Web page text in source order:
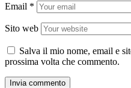
Email *
Sito web
Salva il mio nome, email e
prossima volta che commento.